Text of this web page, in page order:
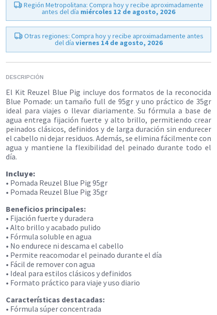
Región Metropolitana: Compra hoy y recibe aproximadamente
antes del día miércoles 12 de agosto, 2026
Otras regiones: Compra hoy y recibe aproximadamente antes
del día viernes 14 de agosto, 2026
DESCRIPCIÓN
El Kit Reuzel Blue Pig incluye dos formatos de la reconocida
Blue Pomade: un tamaño full de 95gr y uno práctico de 35gr
ideal para viajes o llevar diariamente. Su fórmula a base de
agua entrega fijación fuerte y alto brillo, permitiendo crear
peinados clásicos, definidos y de larga duración sin endurecer
el cabello ni dejar residuos. Además, se elimina fácilmente con
agua y mantiene la flexibilidad del peinado durante todo el
día.
Incluye:
• Pomada Reuzel Blue Pig 95gr
• Pomada Reuzel Blue Pig 35gr
Beneficios principales:
• Fijación fuerte y duradera
• Alto brillo y acabado pulido
• Fórmula soluble en agua
• No endurece ni descama el cabello
• Permite reacomodar el peinado durante el día
• Fácil de remover con agua
• Ideal para estilos clásicos y definidos
• Formato práctico para viaje y uso diario
Características destacadas:
• Fórmula súper concentrada